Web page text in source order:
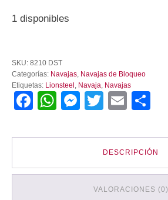
1 disponibles
Damascus
Santos
Wood
SKU: 8210 DST
Categorías: Navajas Navajas de Bloqueo
Etiquetas: Lionsteel Navaja Navajas
Facebook
WhatsApp
Messenger
TwitterEmail
DESCRIPCIÓN
VALORACIONES (0)